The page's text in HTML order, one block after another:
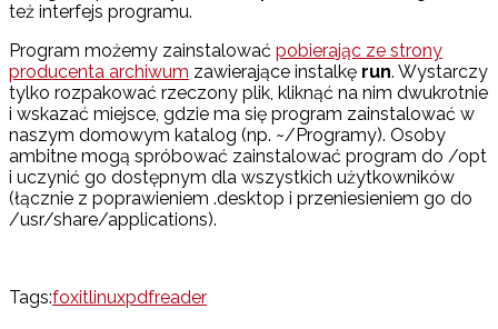
też interfejs programu.
Program możemy zainstalować pobierając ze strony
producenta archiwum zawierające instalkę run. Wystarczy
tylko rozpakować rzeczony plik, kliknąć na nim dwukrotnie
i wskazać miejsce, gdzie ma się program zainstalować w
naszym domowym katalog (np. ~/Programy). Osoby
ambitne mogą spróbować zainstalować program do /opt
i uczynić go dostępnym dla wszystkich użytkowników
(łącznie z poprawieniem .desktop i przeniesieniem go do
/usr/share/applications).
Tags:foxitlinuxpdfreader